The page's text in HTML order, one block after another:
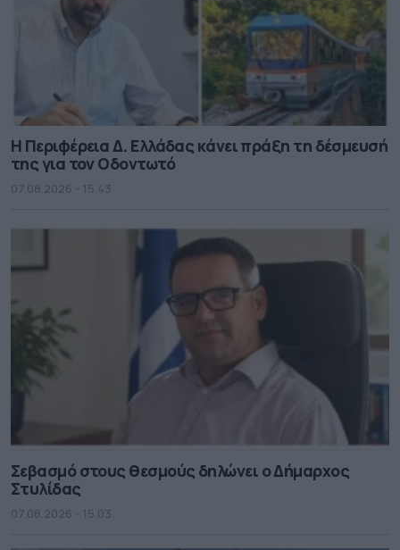
Η Περιφέρεια Δ. Ελλάδας κάνει πράξη τη δέσμευσή
της για τον Οδοντωτό
07.08.2026 - 15.43
Σεβασμό στους θεσμούς δηλώνει ο Δήμαρχος
Στυλίδας
07.08.2026 - 15.03